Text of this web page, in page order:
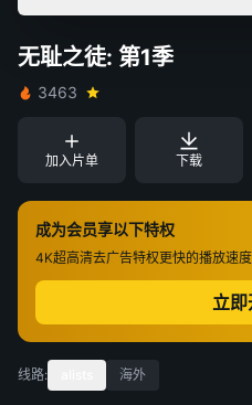
无耻之徒: 第1季
3463
加入片单 下载
成为会员享以下特权
4K超高清去广告特权更快的播放速
立即
线路: 海外